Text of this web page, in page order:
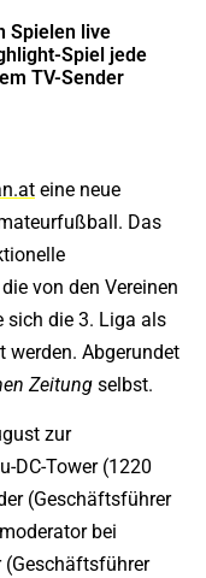
Spielen live
Spiel jede
TV-Sender
eine neue
Das
von den Vereinen
sich die 3. Liga als
werden. Abgerundet
Zeitung selbst.
zur
DC-Tower (1220
(Geschäftsführer
bei
(Geschäftsführer